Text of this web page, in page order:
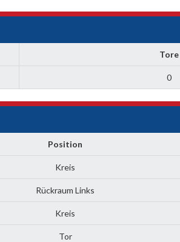
Tore
0
Position
Kreis
Rückraum Links
Kreis
Tor